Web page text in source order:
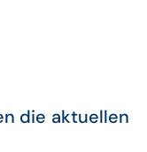
die aktuellen